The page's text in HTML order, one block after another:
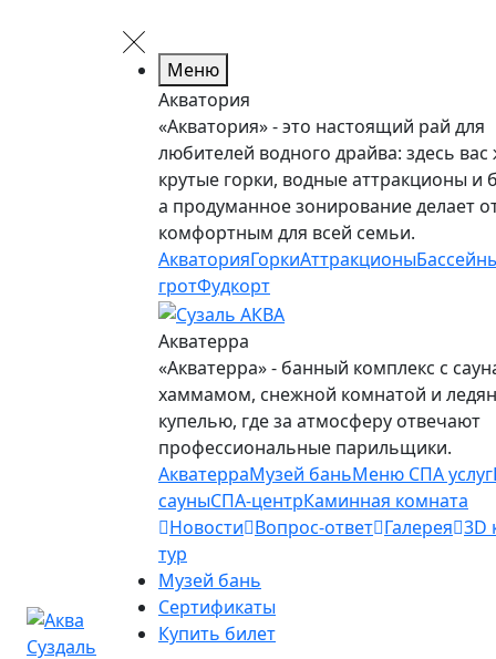
Меню
Акватория
«Акватория» - это настоящий рай для
любителей водного драйва: здесь вас
крутые горки, водные аттракционы и
а продуманное зонирование делает
комфортным для всей семьи.
АкваторияГоркиАттракционы
гротФудкорт
Акватерра
«Акватерра» - банный комплекс с
хаммамом, снежной комнатой и
купелью, где за атмосферу отвечают
профессиональные парильщики.
АкватерраМузей баньМеню СПА услуг
сауныСПА-центрКаминная комната
Новости Вопрос-ответ Галерея 3D
тур
Музей бань
Сертификаты
Купить билет